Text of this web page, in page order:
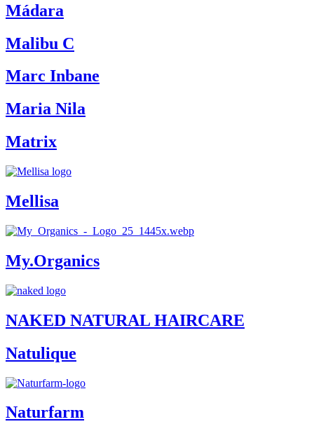
Mádara
Malibu C
Marc Inbane
Maria Nila
Matrix
Mellisa
My.Organics
NAKED NATURAL HAIRCARE
Natulique
Naturfarm